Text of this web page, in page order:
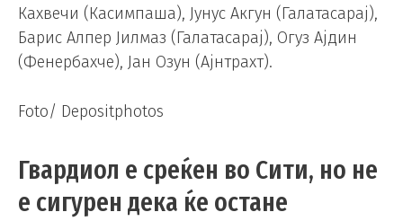
Кахвечи (Касимпаша), Јунус Акгун (Галатасарај),
Барис Алпер Јилмаз (Галатасарај), Огуз Ајдин
(Фенербахче), Јан Озун (Ајнтрахт).
Foto/ Depositphotos
Гвардиол е среќен во Сити, но не
е сигурен дека ќе остане